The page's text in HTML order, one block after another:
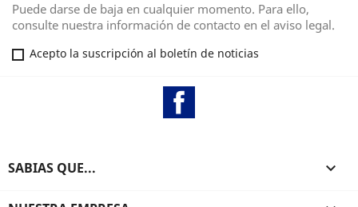
Puede darse de baja en cualquier momento. Para ello,
consulte nuestra información de contacto en el aviso legal.
Acepto la suscripción al boletín de noticias
SABIAS QUE... 